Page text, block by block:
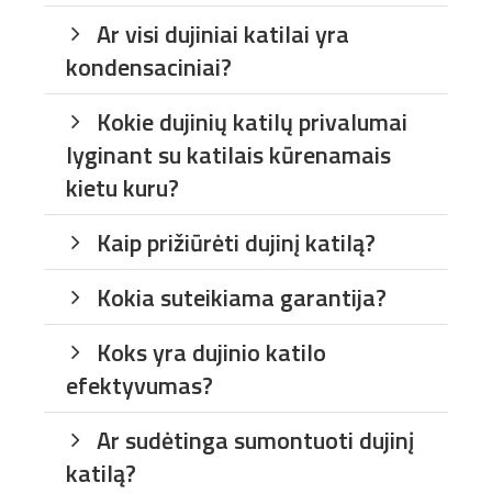
Ar visi dujiniai katilai yra
kondensaciniai?
Kokie dujinių katilų privalumai
lyginant su katilais kūrenamais
kietu kuru?
Kaip prižiūrėti dujinį katilą?
Kokia suteikiama garantija?
Koks yra dujinio katilo
efektyvumas?
Ar sudėtinga sumontuoti dujinį
katilą?